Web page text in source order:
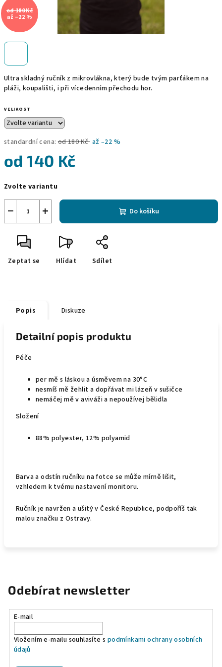
Ultra skladný ručník z mikrovlákna, který bude tvým parťákem na
pláži, koupališti, i při vícedenním přechodu hor.
VELIKOST
standardní cena: od 180 Kč až –22 %
od140 Kč
cena:
Zvolte variantu
+
− Do košíku
Zeptat se Hlídat Sdílet
od 180 Kč
až –22 %
Popis Diskuze
Detailní popis produktu
Péče
per mě s láskou a úsměvem na 30°C
nesmíš mě žehlit a dopřávat mi lázeň v sušičce
nemáčej mě v aviváži a nepoužívej bělidla
Složení
88% polyester, 12% polyamid
Barva a odstín ručníku na fotce se může mírně lišit,
vzhledem k tvému nastavení monitoru.
Ručník je navržen a ušitý v České Republice, podpoříš tak
malou značku z Ostravy.
Odebírat newsletter
E-mail
Vložením e-mailu souhlasíte s podmínkami ochrany osobních
údajů